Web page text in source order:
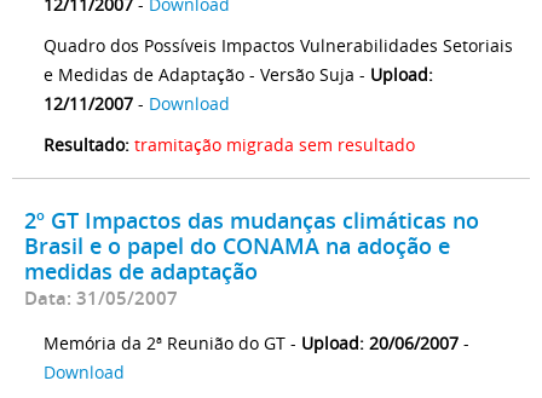
Quadro dos Possíveis Impactos Vulnerabilidades Setoriais
e Medidas de Adaptação - Versão Suja - Upload:
12/11/2007 - Download
Resultado: tramitação migrada sem resultado
2º GT Impactos das mudanças climáticas no
Brasil e o papel do CONAMA na adoção e
medidas de adaptação
Data: 31/05/2007
Memória da 2ª Reunião do GT - Upload: 20/06/2007 -
Download